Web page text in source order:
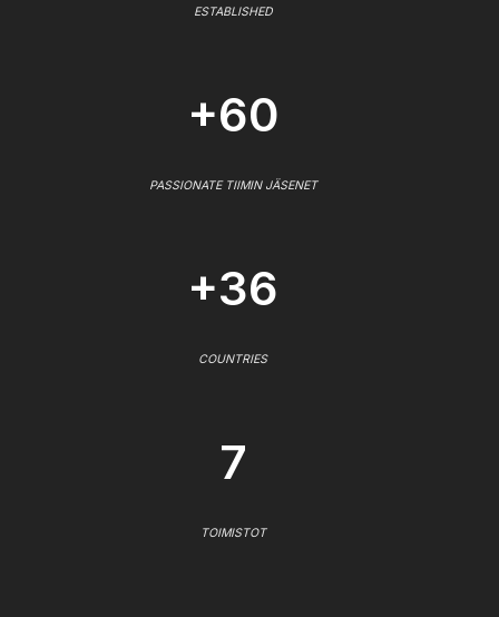
ESTABLISHED
+60
PASSIONATE TIIMIN JÄSENET
+36
COUNTRIES
7
TOIMISTOT